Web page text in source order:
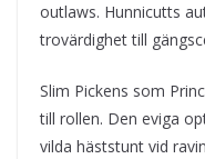
outlaws. Hunnicutts
trovärdighet till
Slim Pickens som
till rollen. Den eviga
vilda häststunt vid